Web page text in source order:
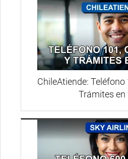
ChileAtiende:
Trámites en